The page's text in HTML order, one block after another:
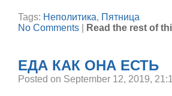
Tags: Неполитика, Пятница
No Comments
Read the rest of
ЕДА КАК ОНА ЕСТЬ
Posted on September 12, 2019,